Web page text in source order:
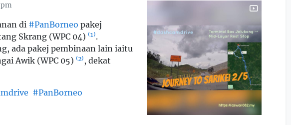
pm
di #PanBorneo pakej
Skrang (WPC 04) ⁽¹⁾.
ada pakej pembinaan lain iaitu
Awik (WPC 05) ⁽²⁾, dekat
#PanBorneo